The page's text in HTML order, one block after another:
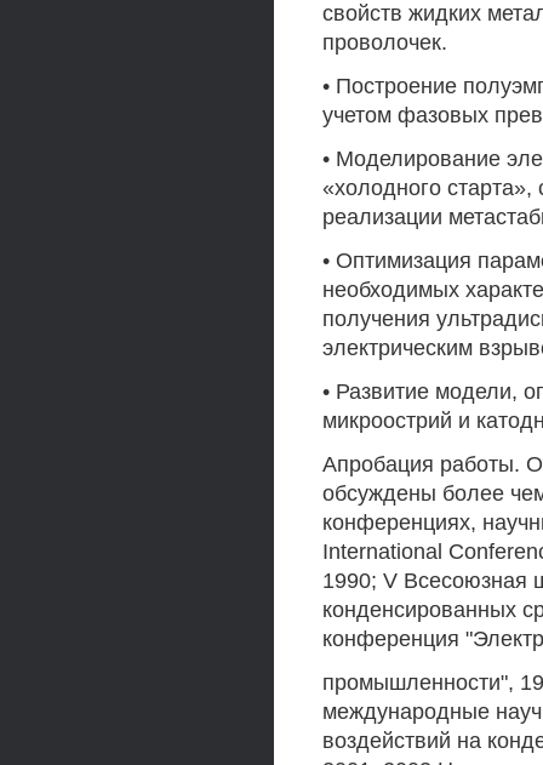
свойств жидких
проволочек.
• Построение
учетом фазовых
• Моделирование
«холодного
реализации
• Оптимизация
необходимых
получения
электрическим
• Развитие модели,
микроострий и
Апробация работы.
обсуждены более
конференциях,
International
1990; V Всесоюзная
конденсированных
конференция
промышленности",
международные
воздействий на